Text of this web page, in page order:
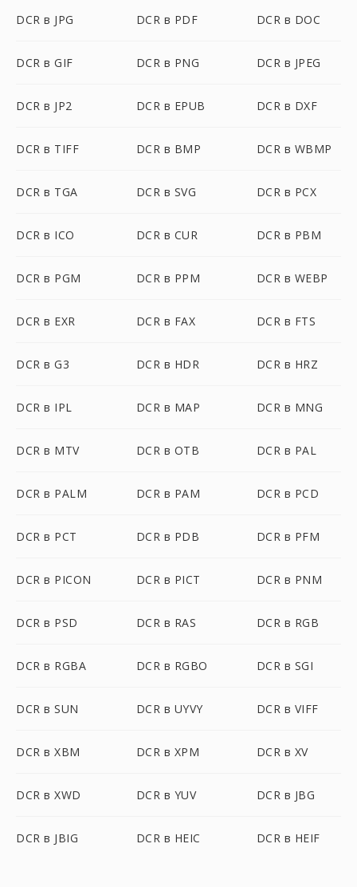
DCR в JPG DCR в PDF DCR в DOC
DCR в GIF DCR в PNG DCR в JPEG
DCR в JP2 DCR в EPUB DCR в DXF
DCR в TIFF DCR в BMP DCR в WBMP
DCR в TGA DCR в SVG DCR в PCX
DCR в ICO DCR в CUR DCR в PBM
DCR в PGM DCR в PPM DCR в WEBP
DCR в EXR DCR в FAX DCR в FTS
DCR в G3 DCR в HDR DCR в HRZ
DCR в IPL DCR в MAP DCR в MNG
DCR в MTV DCR в OTB DCR в PAL
DCR в PALM DCR в PAM DCR в PCD
DCR в PCT DCR в PDB DCR в PFM
DCR в PICON DCR в PICT DCR в PNM
DCR в PSD DCR в RAS DCR в RGB
DCR в RGBA DCR в RGBO DCR в SGI
DCR в SUN DCR в UYVY DCR в VIFF
DCR в XBM DCR в XPM DCR в XV
DCR в XWD DCR в YUV DCR в JBG
DCR в JBIG DCR в HEIC DCR в HEIF